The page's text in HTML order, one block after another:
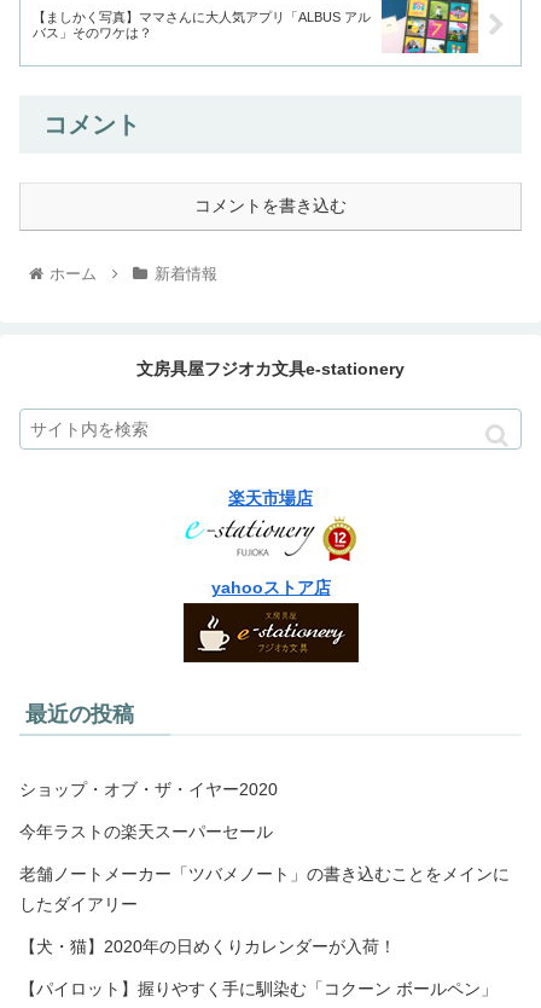
【ましかく写真】ママさんに大人気アプリ「ALBUS アル
バス」そのワケは？
コメント
コメントを書き込む
ホーム 新着情報
文房具屋フジオカ文具e-stationery
楽天市場店
yahooストア店
最近の投稿
ショップ・オブ・ザ・イヤー2020
今年ラストの楽天スーパーセール
老舗ノートメーカー「ツバメノート」の書き込むことをメインに
したダイアリー
【犬・猫】2020年の日めくりカレンダーが入荷！
【パイロット】握りやすく手に馴染む「コクーン ボールペン」